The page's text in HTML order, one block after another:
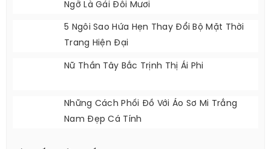
Ngỡ Là Gái Đôi Mươi
5 Ngôi Sao Hứa Hẹn Thay Đổi Bộ Mặt Thời
Trang Hiện Đại
Nữ Thần Tây Bắc Trịnh Thị Ái Phi
Những Cách Phối Đồ Với Áo Sơ Mi Trắng
Nam Đẹp Cá Tính